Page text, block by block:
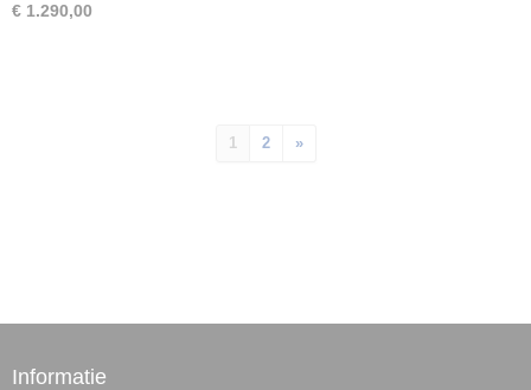
€ 1.290,00
1 2 »
Informatie